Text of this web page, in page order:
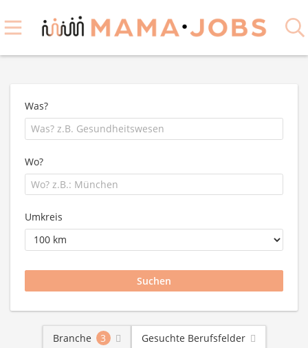
Was?
Wo?
Umkreis
Branche 3
Gesuchte Berufsfelder